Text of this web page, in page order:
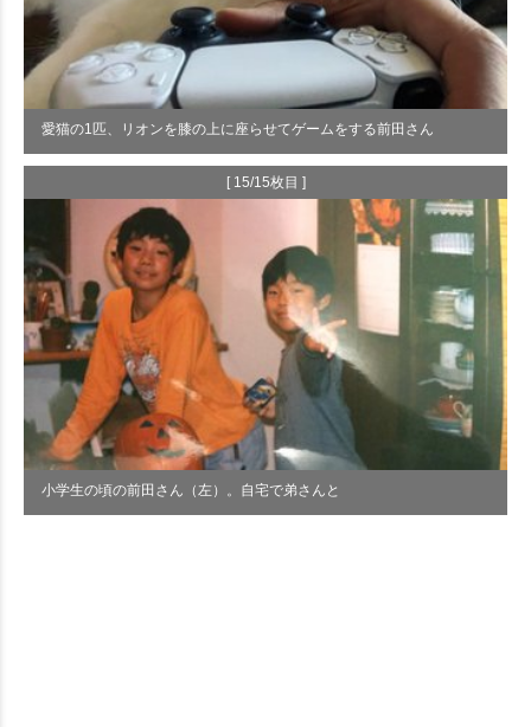
愛猫の1匹、リオンを膝の上に座らせてゲームをする前田さん
[ 15/15枚目 ]
小学生の頃の前田さん（左）。自宅で弟さんと